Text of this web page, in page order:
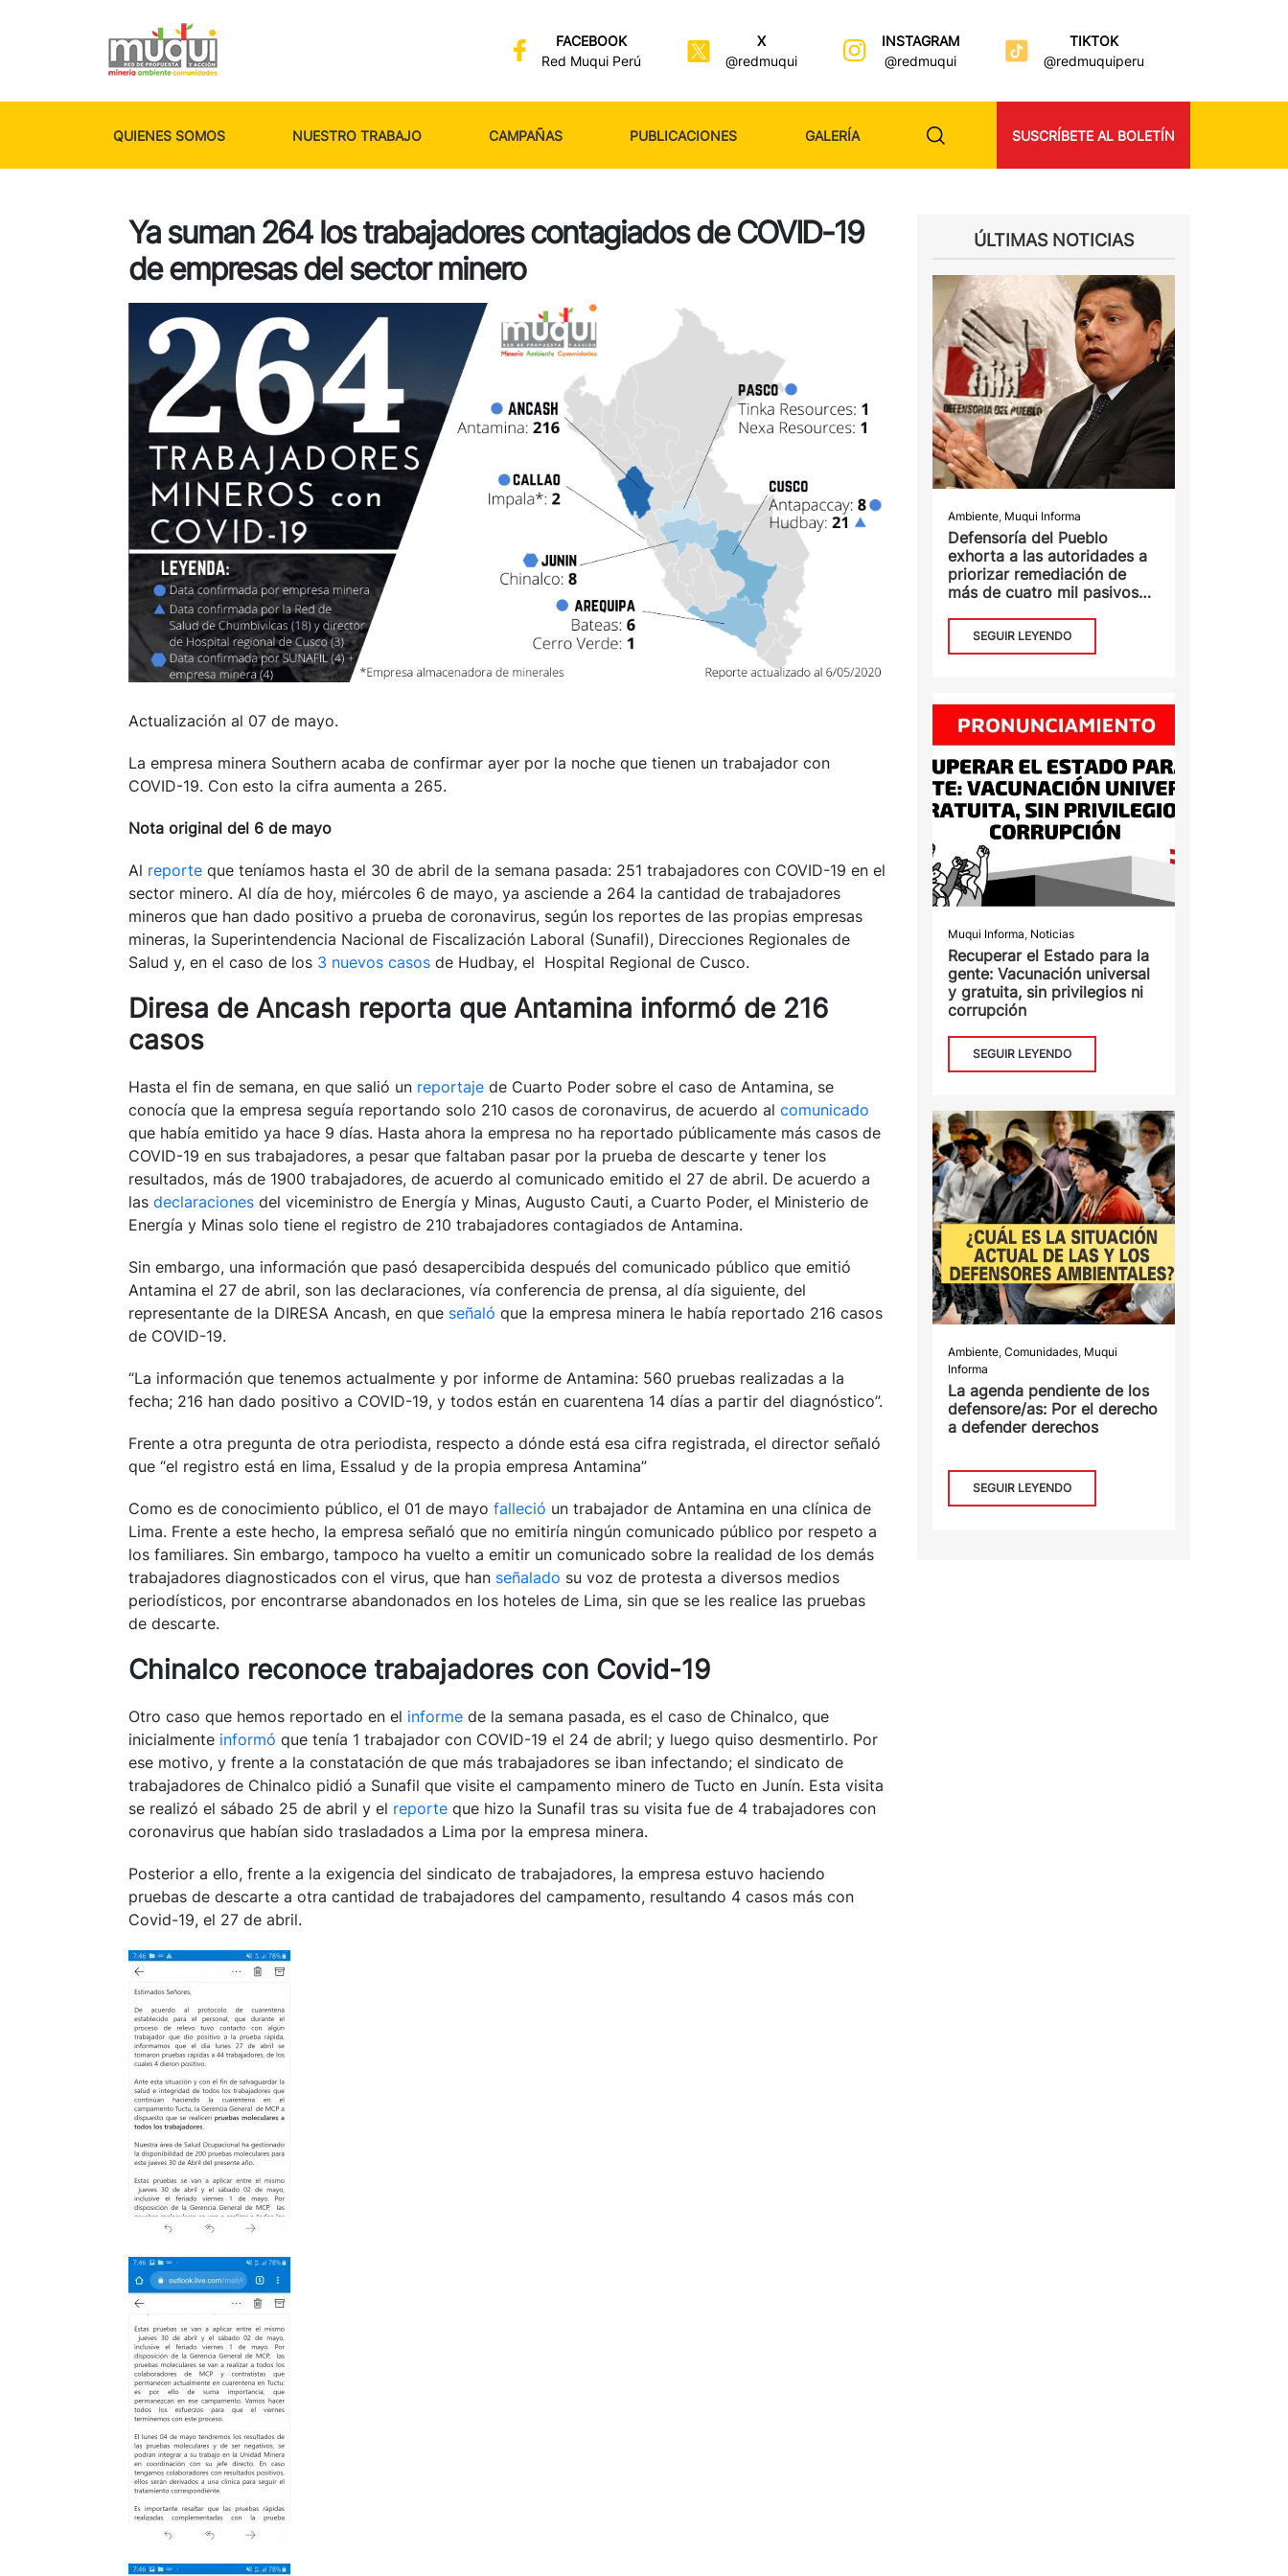
FACEBOOK
Red Muqui Perú
X
@redmuqui
INSTAGRAM
@redmuqui
TIKTOK
@redmuquiperu
QUIENES SOMOS NUESTRO TRABAJO CAMPAÑAS PUBLICACIONES GALERÍA SUSCRÍBETE AL BOLETÍN
Ya suman 264 los trabajadores contagiados de COVID-19
de empresas del sector minero
Actualización al 07 de mayo.
La empresa minera Southern acaba de confirmar ayer por la noche que tienen un trabajador con
COVID-19. Con esto la cifra aumenta a 265.
Nota original del 6 de mayo
Al reporte que teníamos hasta el 30 de abril de la semana pasada: 251 trabajadores con COVID-19 en el
sector minero. Al día de hoy, miércoles 6 de mayo, ya asciende a 264 la cantidad de trabajadores
mineros que han dado positivo a prueba de coronavirus, según los reportes de las propias empresas
mineras, la Superintendencia Nacional de Fiscalización Laboral (Sunafil), Direcciones Regionales de
Salud y, en el caso de los 3 nuevos casos de Hudbay, el Hospital Regional de Cusco.
Diresa de Ancash reporta que Antamina informó de 216
casos
Hasta el fin de semana, en que salió un reportaje de Cuarto Poder sobre el caso de Antamina, se
conocía que la empresa seguía reportando solo 210 casos de coronavirus, de acuerdo al comunicado
que había emitido ya hace 9 días. Hasta ahora la empresa no ha reportado públicamente más casos de
COVID-19 en sus trabajadores, a pesar que faltaban pasar por la prueba de descarte y tener los
resultados, más de 1900 trabajadores, de acuerdo al comunicado emitido el 27 de abril. De acuerdo a
las declaraciones del viceministro de Energía y Minas, Augusto Cauti, a Cuarto Poder, el Ministerio de
Energía y Minas solo tiene el registro de 210 trabajadores contagiados de Antamina.
Sin embargo, una información que pasó desapercibida después del comunicado público que emitió
Antamina el 27 de abril, son las declaraciones, vía conferencia de prensa, al día siguiente, del
representante de la DIRESA Ancash, en que señaló que la empresa minera le había reportado 216 casos
de COVID-19.
“La información que tenemos actualmente y por informe de Antamina: 560 pruebas realizadas a la
fecha; 216 han dado positivo a COVID-19, y todos están en cuarentena 14 días a partir del diagnóstico”.
Frente a otra pregunta de otra periodista, respecto a dónde está esa cifra registrada, el director señaló
que “el registro está en lima, Essalud y de la propia empresa Antamina”
Como es de conocimiento público, el 01 de mayo falleció un trabajador de Antamina en una clínica de
Lima. Frente a este hecho, la empresa señaló que no emitiría ningún comunicado público por respeto a
los familiares. Sin embargo, tampoco ha vuelto a emitir un comunicado sobre la realidad de los demás
trabajadores diagnosticados con el virus, que han señalado su voz de protesta a diversos medios
periodísticos, por encontrarse abandonados en los hoteles de Lima, sin que se les realice las pruebas
de descarte.
Chinalco reconoce trabajadores con Covid-19
Otro caso que hemos reportado en el informe de la semana pasada, es el caso de Chinalco, que
inicialmente informó que tenía 1 trabajador con COVID-19 el 24 de abril; y luego quiso desmentirlo. Por
ese motivo, y frente a la constatación de que más trabajadores se iban infectando; el sindicato de
trabajadores de Chinalco pidió a Sunafil que visite el campamento minero de Tucto en Junín. Esta visita
se realizó el sábado 25 de abril y el reporte que hizo la Sunafil tras su visita fue de 4 trabajadores con
coronavirus que habían sido trasladados a Lima por la empresa minera.
Posterior a ello, frente a la exigencia del sindicato de trabajadores, la empresa estuvo haciendo
pruebas de descarte a otra cantidad de trabajadores del campamento, resultando 4 casos más con
Covid-19, el 27 de abril.
ÚLTIMAS NOTICIAS
Ambiente, Muqui Informa
Defensoría del Pueblo
exhorta a las autoridades a
priorizar remediación de
más de cuatro mil pasivos
SEGUIR LEYENDO
Muqui Informa, Noticias
Recuperar el Estado para la
gente: Vacunación universal
y gratuita, sin privilegios ni
corrupción
SEGUIR LEYENDO
Ambiente, Comunidades, Muqui
Informa
La agenda pendiente de los
defensore/as: Por el derecho
a defender derechos
SEGUIR LEYENDO